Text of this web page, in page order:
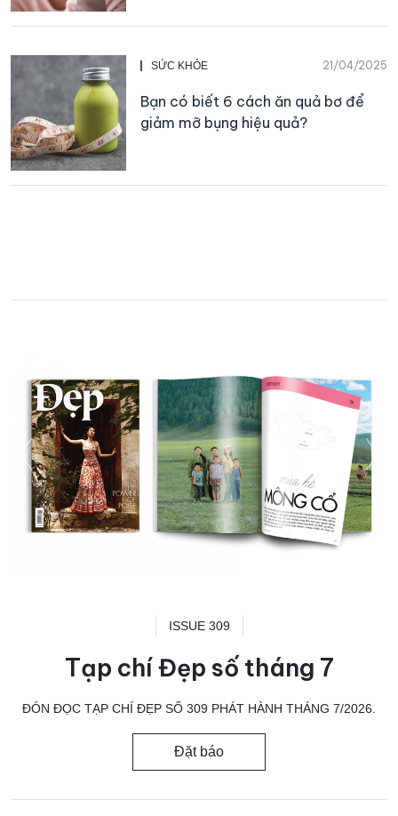
SỨC KHỎE 21/04/2025
Bạn có biết 6 cách ăn quả bơ để
giảm mỡ bụng hiệu quả?
ISSUE 309
Tạp chí Đẹp số tháng 7
ĐÓN ĐỌC TẠP CHÍ ĐẸP SỐ 309 PHÁT HÀNH THÁNG 7/2026.
Đặt báo